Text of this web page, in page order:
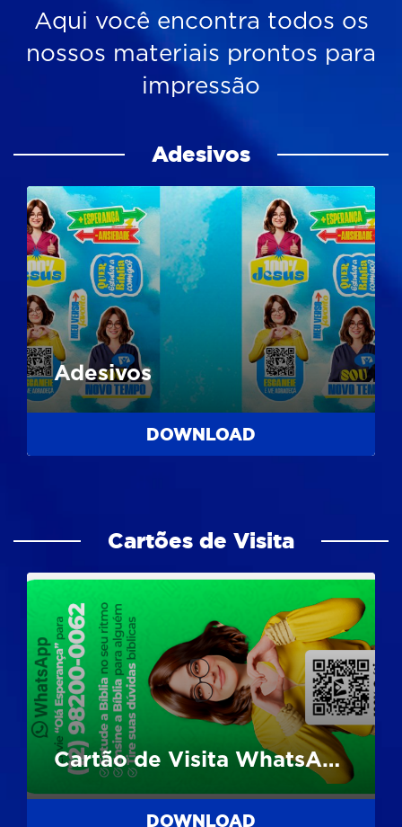
Aqui você encontra todos os
nossos materiais prontos para
impressão
Adesivos
Adesivos
DOWNLOAD
Cartões de Visita
Cartão de Visita WhatsApp
DOWNLOAD